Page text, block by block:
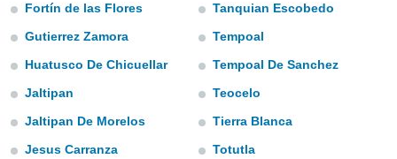
en
perfil
más
Fortín de las Flores
Gutierrez Zamora
Huatusco De Chicuellar
Jaltipan
Jaltipan De Morelos
Jesus Carranza
Tanquian Escobedo
Tempoal
Tempoal De Sanchez
Teocelo
Tierra Blanca
Totutla